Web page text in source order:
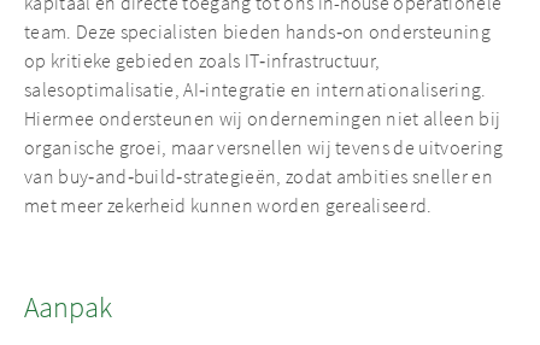
team. Deze specialisten bieden hands‑on ondersteuning
op kritieke gebieden zoals IT‑infrastructuur,
salesoptimalisatie, AI‑integratie en internationalisering.
Hiermee ondersteunen wij ondernemingen niet alleen bij
organische groei, maar versnellen wij tevens de uitvoering
van buy‑and‑build‑strategieën, zodat ambities sneller en
met meer zekerheid kunnen worden gerealiseerd.
Aanpak